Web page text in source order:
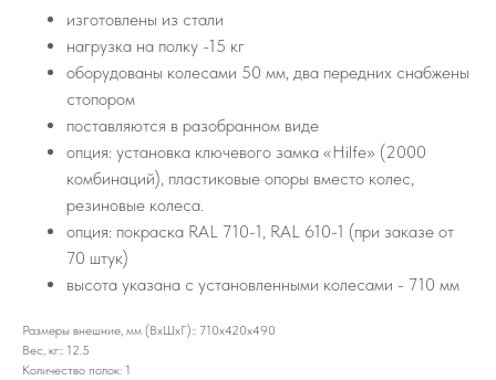
изготовлены из стали
нагрузка на полку -15 кг
оборудованы колесами 50 мм, два передних снабжены
стопором
поставляются в разобранном виде
опция: установка ключевого замка «Hilfe» (2000
комбинаций), пластиковые опоры вместо колес,
резиновые колеса.
опция: покраска RAL 710-1, RAL 610-1 (при заказе от
70 штук)
высота указана с установленными колесами - 710 мм
Размеры внешние, мм (ВхШхГ):: 710x420x490
Вес, кг:: 12.5
Количество полок: 1